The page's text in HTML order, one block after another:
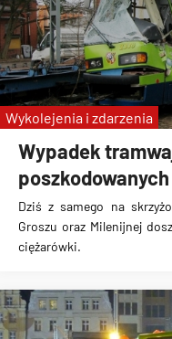
Wypadek
poszkodowanych
Dziś z samego na
Groszu oraz Milenijnej
ciężarówki.
Wykolejenia i zdarzenia